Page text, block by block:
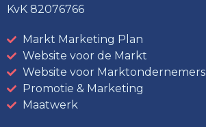
KvK 82076766
Markt Marketing Plan
Website voor de Markt
Website voor Marktondernemers
Promotie & Marketing
Maatwerk